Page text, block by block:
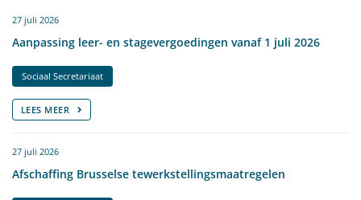
27 juli 2026
Aanpassing leer- en stagevergoedingen vanaf 1 juli 2026
Sociaal Secretariaat
LEES MEER
27 juli 2026
Afschaffing Brusselse tewerkstellingsmaatregelen